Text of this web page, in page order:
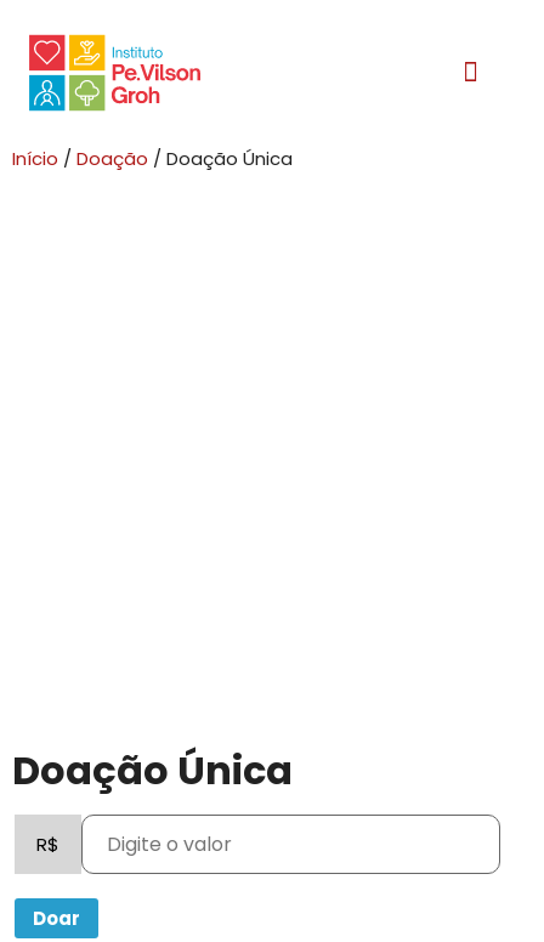
Início / Doação / Doação Única
Doação Única
R$
Doar